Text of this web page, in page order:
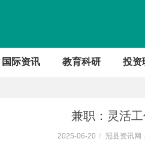
国际资讯 教育科研 投资
兼职：灵活
2025-06-20 / 冠县资讯网